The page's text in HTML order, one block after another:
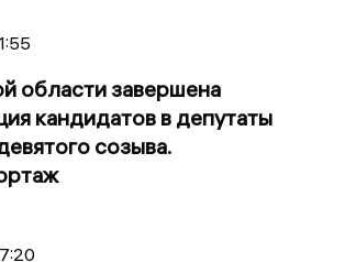
области завершена
кандидатов в депутаты
созыва.